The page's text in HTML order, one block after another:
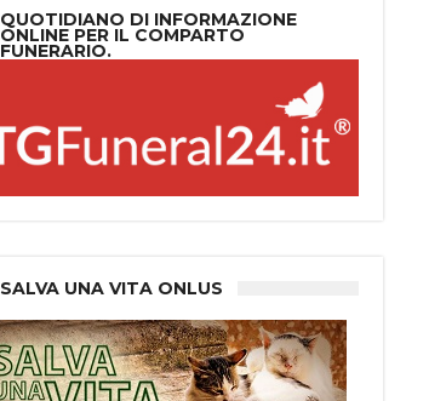
QUOTIDIANO DI INFORMAZIONE
ONLINE PER IL COMPARTO
FUNERARIO.
SALVA UNA VITA ONLUS